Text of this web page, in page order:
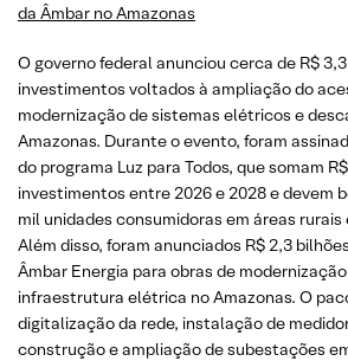
da Âmbar no Amazonas
O governo federal anunciou cerca de R$
investimentos voltados à ampliação do
modernização de sistemas elétricos e
Amazonas. Durante o evento, foram
do programa Luz para Todos, que somam
investimentos entre 2026 e 2028 e devem
mil unidades consumidoras em áreas
Além disso, foram anunciados R$ 2,3
Âmbar Energia para obras de
infraestrutura elétrica no Amazonas. O
digitalização da rede, instalação de
construção e ampliação de subestações